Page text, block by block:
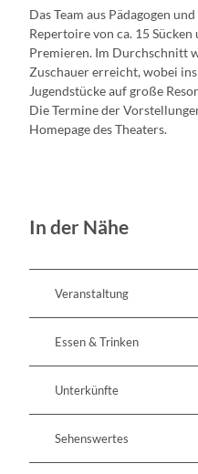
Das Team aus Pädagogen
Repertoire von ca. 15
Premieren. Im Durchschnitt
Zuschauer erreicht, wobei
Jugendstücke auf große
Die Termine der
Homepage des Theaters.
In der Nähe
Veranstaltung
Essen & Trinken
Unterkünfte
Sehenswertes